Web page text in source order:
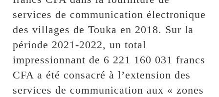
services de communication électronique
des villages de Touka en 2018. Sur la
période 2021-2022, un total
impressionnant de 6 221 160 031 francs
CFA a été consacré à l’extension des
services de communication aux « zones